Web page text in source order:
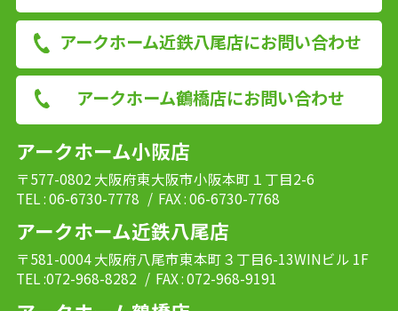
アークホーム近鉄八尾店にお問い合わせ
アークホーム鶴橋店にお問い合わせ
アークホーム小阪店
〒577-0802 大阪府東大阪市小阪本町１丁目2-6
TEL : 06-6730-7778 / FAX : 06-6730-7768
アークホーム近鉄八尾店
〒581-0004 大阪府八尾市東本町３丁目6-13WINビル 1F
TEL :072-968-8282 / FAX : 072-968-9191